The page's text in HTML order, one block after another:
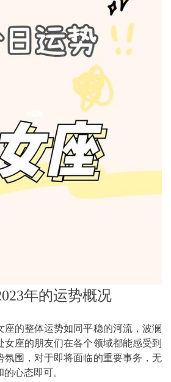
年的运势概况
座的整体运势如同平稳的河流，波澜
座的朋友们在各个领域都能感受到
氛围，对于即将面临的重要事务，无
心态即可。